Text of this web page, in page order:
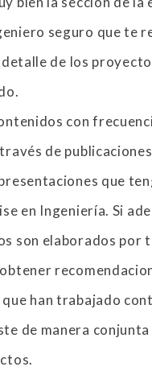
seguro que te
de los
con
de
que
en Ingeniería. Si
son elaborados por
que han trabajado
de manera conjunta